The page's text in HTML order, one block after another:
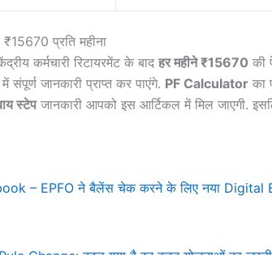
₹15670 प्रति महीना
कर्मचारी रिटायरमेंट के बाद हर महीने ₹15670 की
जानकारी प्राप्त कर पाएंगे. PF Calculator का
स्टेपजानकारी आपको इस आर्टिकल में मिल जाएगी.
– EPFO ने बैलेंस चेक करने के लिए नया Digital